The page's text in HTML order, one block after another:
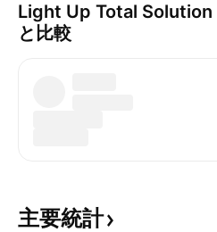
Light Up Total
と比較
主要統計